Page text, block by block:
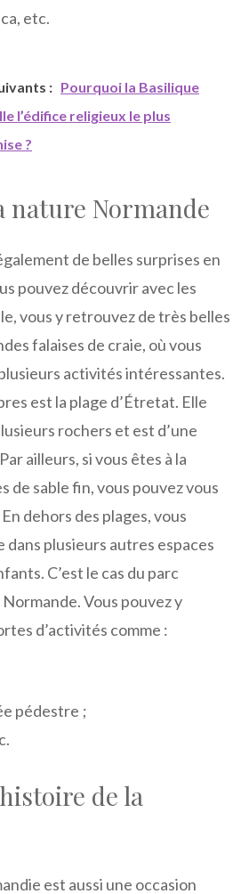
etc.
: Pourquoi la Basilique
l’édifice religieux le plus
?
nature Normande
de belles surprises en
pouvez découvrir avec les
vous y retrouvez de très belles
falaises de craie, où vous
activités intéressantes.
est la plage d’Étretat. Elle
rochers et est d’une
ailleurs, si vous êtes à la
de sable fin, vous pouvez vous
dehors des plages, vous
dans plusieurs autres espaces
C’est le cas du parc
Vous pouvez y
d’activités comme :
pédestre ;
de la
est aussi une occasion